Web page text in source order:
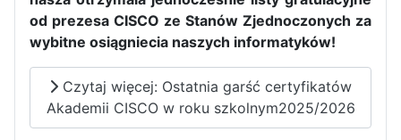
od prezesa CISCO ze Stanów Zjednoczonych za
wybitne osiągniecia naszych informatyków!
Czytaj więcej: Ostatnia garść certyfikatów
Akademii CISCO w roku szkolnym2025/2026